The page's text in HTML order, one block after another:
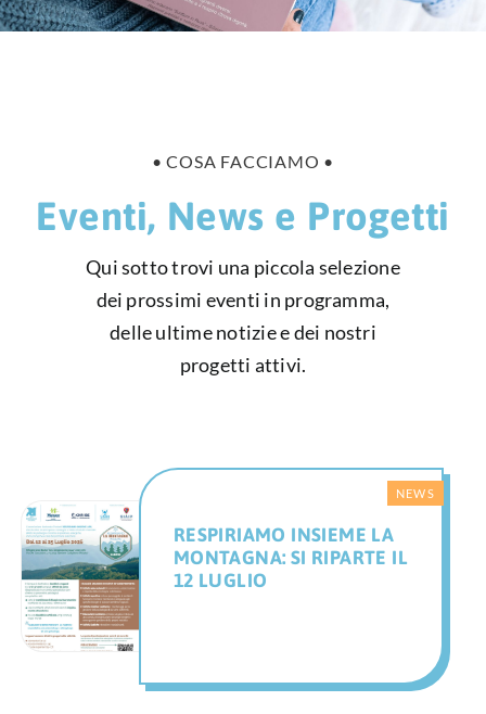
DIVENTA SOCIO
LIBRO SCRITTURE IN ROSA
• COSA FACCIAMO •
Eventi, News e Progetti
Qui sotto trovi una piccola selezione
dei prossimi eventi in programma,
delle ultime notizie e dei nostri
progetti attivi.
RESPIRIAMO INSIEME LA
MONTAGNA: SI RIPARTE IL
12 LUGLIO